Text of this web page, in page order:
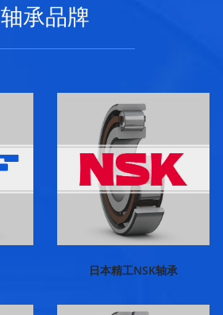
轴承品牌
日本精工NSK轴承